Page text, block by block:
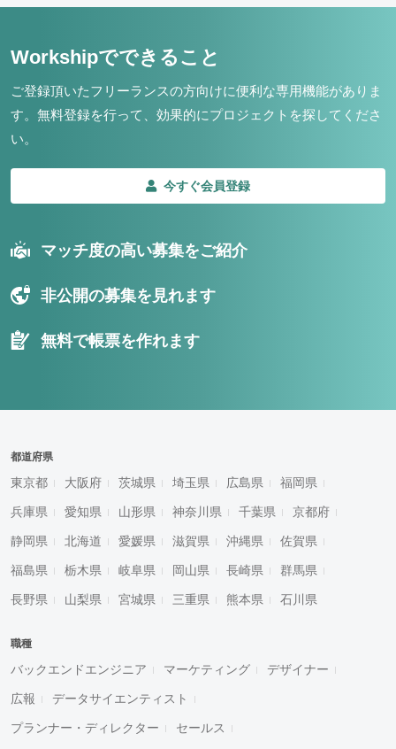
Workshipでできること
ご登録頂いたフリーランスの方向けに便利な専用機能がありま
す。 無料登録を行って、効果的にプロジェクトを探してくださ
い。
今すぐ会員登録
マッチ度の高い募集をご紹介
非公開の募集を見れます
無料で帳票を作れます
都道府県
東京都 大阪府 茨城県 埼玉県 広島県 福岡県
兵庫県 愛知県 山形県 神奈川県 千葉県 京都府
静岡県 北海道 愛媛県 滋賀県 沖縄県 佐賀県
福島県 栃木県 岐阜県 岡山県 長崎県 群馬県
長野県 山梨県 宮城県 三重県 熊本県 石川県
職種
バックエンドエンジニア マーケティング デザイナー
広報 データサイエンティスト
プランナー・ディレクター セールス